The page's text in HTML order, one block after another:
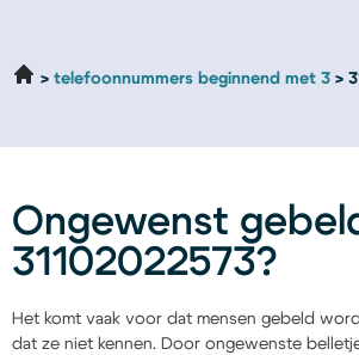
telefoonnummers beginnend met 3
Ongewenst
31102022573?
Het komt vaak voor dat mensen gebeld
dat ze niet kennen. Door ongewenste